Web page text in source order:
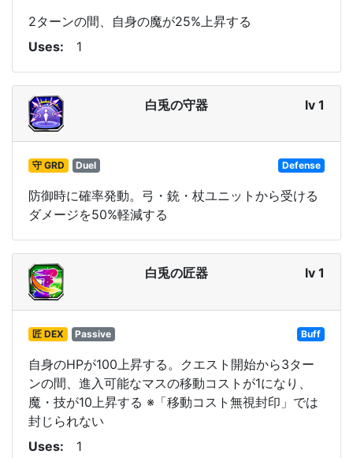
2ターンの間、自身の魔が25%上昇する
Uses
1
白兎の守器 lv 1
守 GRD Duel Defense
防御時に確率発動。弓・銃・杖ユニットから受ける
ダメージを50%軽減する
白兎の匠器 lv 1
匠 DEX Passive Buff
自身のHPが100上昇する。クエスト開始から3ター
ンの間、進入可能なマスの移動コストが1になり、
魔・技が10上昇する ※「移動コスト無視封印」では
封じられない
Uses
1